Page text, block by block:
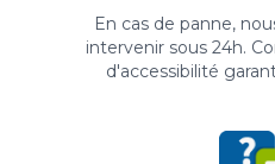
En cas de panne,
intervenir sous 24h.
d'accessibilité